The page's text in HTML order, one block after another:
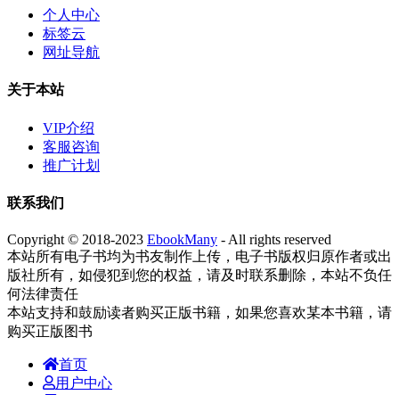
个人中心
标签云
网址导航
关于本站
VIP介绍
客服咨询
推广计划
联系我们
Copyright © 2018-2023 EbookMany - All rights reserved
本站所有电子书均为书友制作上传，电子书版权归原作者或出
版社所有，如侵犯到您的权益，请及时联系删除，本站不负任
何法律责任
本站支持和鼓励读者购买正版书籍，如果您喜欢某本书籍，请
购买正版图书
首页
用户中心